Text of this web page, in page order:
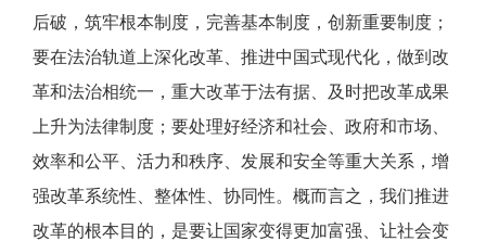
后破，筑牢根本制度，完善基本制度，创新重要制度；
要在法治轨道上深化改革、推进中国式现代化，做到改
革和法治相统一，重大改革于法有据、及时把改革成果
上升为法律制度；要处理好经济和社会、政府和市场、
效率和公平、活力和秩序、发展和安全等重大关系，增
强改革系统性、整体性、协同性。概而言之，我们推进
改革的根本目的，是要让国家变得更加富强、让社会变